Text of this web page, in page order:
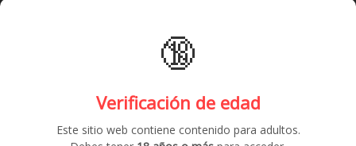
🔞
Verificación de edad
Este sitio web contiene contenido para adultos.